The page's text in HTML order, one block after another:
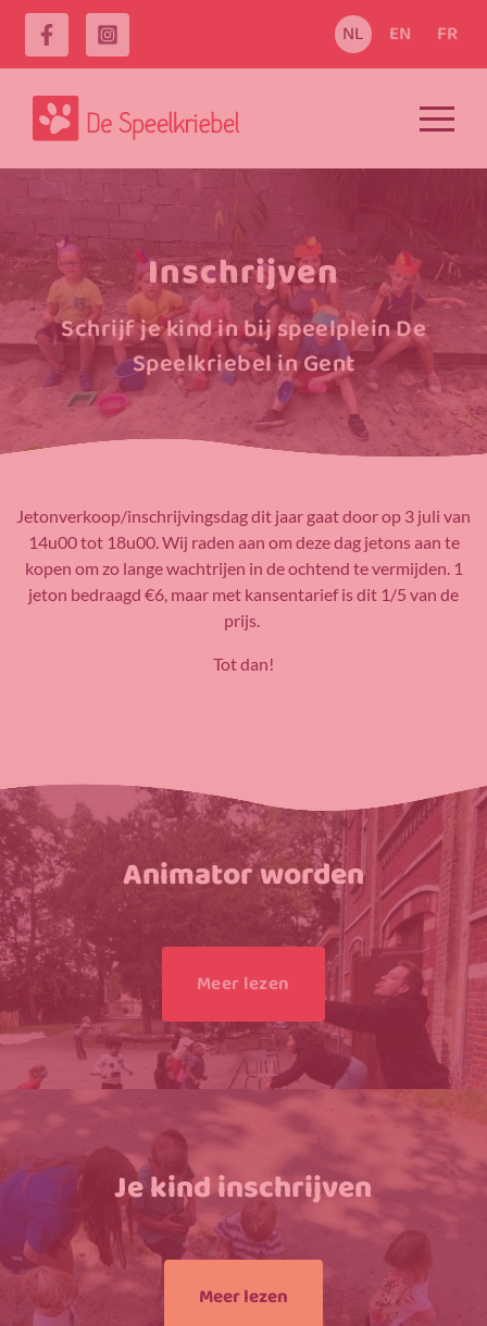
NL EN FR
Inschrijven
Schrijf je kind in bij speelplein De
Speelkriebel in Gent
Jetonverkoop/inschrijvingsdag dit jaar gaat door op 3 juli van
14u00 tot 18u00. Wij raden aan om deze dag jetons aan te
kopen om zo lange wachtrijen in de ochtend te vermijden. 1
jeton bedraagd €6, maar met kansentarief is dit 1/5 van de
prijs.
Tot dan!
Animator worden
Je kind inschrijven
Meer lezen
Meer lezen